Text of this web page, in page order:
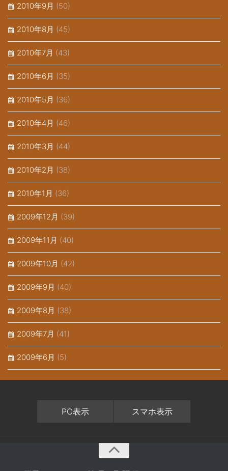
2010年9月 (50)
2010年8月 (45)
2010年7月 (43)
2010年6月 (35)
2010年5月 (36)
2010年4月 (46)
2010年3月 (44)
2010年2月 (38)
2010年1月 (36)
2009年12月 (39)
2009年11月 (40)
2009年10月 (42)
2009年9月 (40)
2009年8月 (38)
2009年7月 (41)
2009年6月 (5)
PC表示 スマホ表示